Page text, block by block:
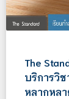
The
บริการวิ
หลากหลา